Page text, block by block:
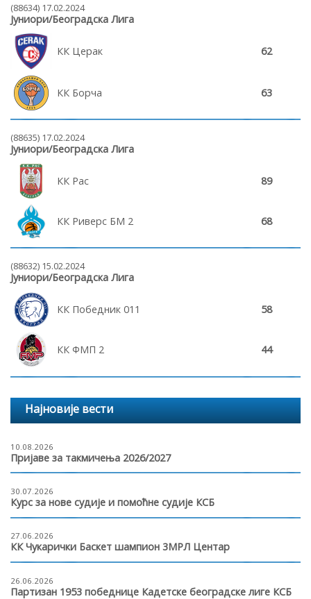
(88634) 17.02.2024
Јуниори/Београдска Лига
КК Церак 62
КК Борча 63
(88635) 17.02.2024
Јуниори/Београдска Лига
КК Рас 89
КК Риверс БМ 2 68
(88632) 15.02.2024
Јуниори/Београдска Лига
КК Победник 011 58
КК ФМП 2 44
Најновије вести
10.08.2026
Пријаве за такмичења 2026/2027
30.07.2026
Курс за нове судије и помоћне судије КСБ
27.06.2026
КК Чукарички Баскет шампион 3МРЛ Центар
26.06.2026
Партизан 1953 победнице Кадетске београдске лиге КСБ